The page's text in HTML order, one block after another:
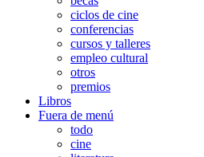
ciclos de cine
conferencias
cursos y talleres
empleo cultural
otros
premios
Libros
Fuera de menú
todo
cine